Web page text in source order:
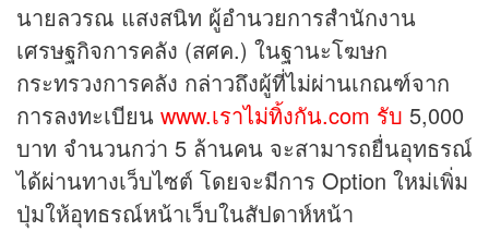
นายลวรณ แสงสนิท ผู้อำนวยการสำนักงาน
เศรษฐกิจการคลัง (สศค.) ในฐานะโฆษก
กระทรวงการคลัง กล่าวถึงผู้ที่ไม่ผ่านเกณฑ์จาก
การลงทะเบียน www.เราไม่ทิ้งกัน.com รับ 5,000
บาท จำนวนกว่า 5 ล้านคน จะสามารถยื่นอุทธรณ์
ได้ผ่านทางเว็บไซต์ โดยจะมีการ Option ใหม่เพิ่ม
ปุ่มให้อุทธรณ์หน้าเว็บในสัปดาห์หน้า